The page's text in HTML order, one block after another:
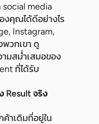
media
งคุณได้ดีอย่างไร
Instagram,
พวกเขา ดู
มสม่ำเสมอของ
ที่ได้รับ
Result จริง
าเดิมที่อยู่ใน